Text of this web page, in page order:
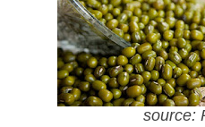
source: